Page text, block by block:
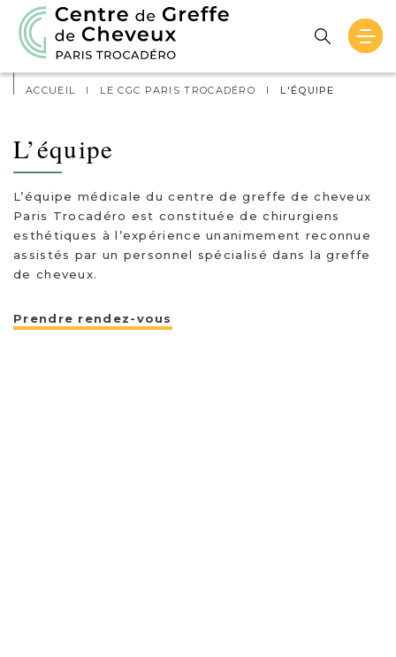
Actualités
Contact
ACCUEIL I LE CGC PARIS TROCADÉRO I L'ÉQUIPE
L’équipe
L’équipe médicale du centre de greffe de cheveux
Paris Trocadéro est constituée de chirurgiens
esthétiques à l’expérience unanimement reconnue
assistés par un personnel spécialisé dans la greffe
de cheveux.
Prendre rendez-vous